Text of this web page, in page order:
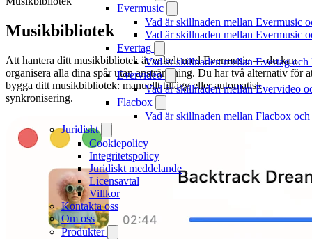
Evermusic
Vad är skillnaden mellan Evermusic
Vad är skillnaden mellan Evermusic
Evertag
Vad är skillnaden mellan Evertag
Evervideo
Vad är skillnaden mellan Evervideo
Flacbox
Vad är skillnaden mellan Flacbox
Juridiskt
Cookiepolicy
Integritetspolicy
Juridiskt meddelande
Licensavtal
Villkor
Kontakta oss
Om oss
Produkter
Musikbibliotek
Att hantera ditt musikbibliotek är enkelt med Evermusic — du kan
organisera alla dina spår utan ansträngning. Du har två alternativ för
bygga ditt musikbibliotek: manuellt tillägg eller automatisk
synkronisering.